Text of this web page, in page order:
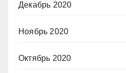
Декабрь 2020
Ноябрь 2020
Октябрь 2020